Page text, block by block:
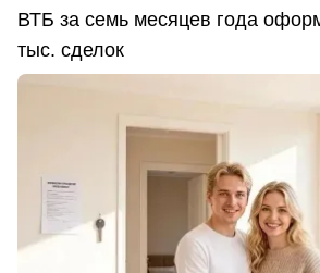
ВТБ за семь месяцев года
тыс. сделок